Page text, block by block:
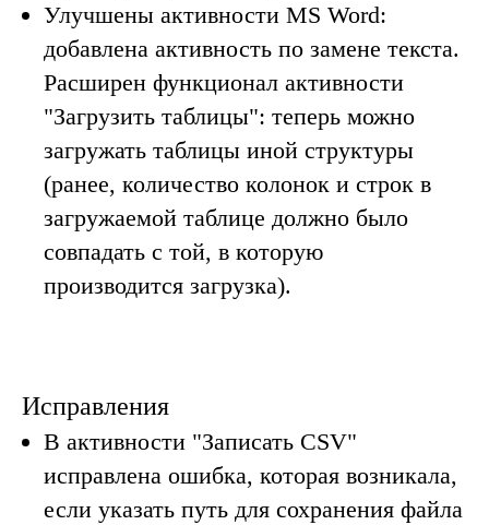
Улучшены активности MS Word:
добавлена активность по замене текста.
Расширен функционал активности
"Загрузить таблицы": теперь можно
загружать таблицы иной структуры
(ранее, количество колонок и строк в
загружаемой таблице должно было
совпадать с той, в которую
производится загрузка).
Исправления
В активности "Записать CSV"
исправлена ошибка, которая возникала,
если указать путь для сохранения файла